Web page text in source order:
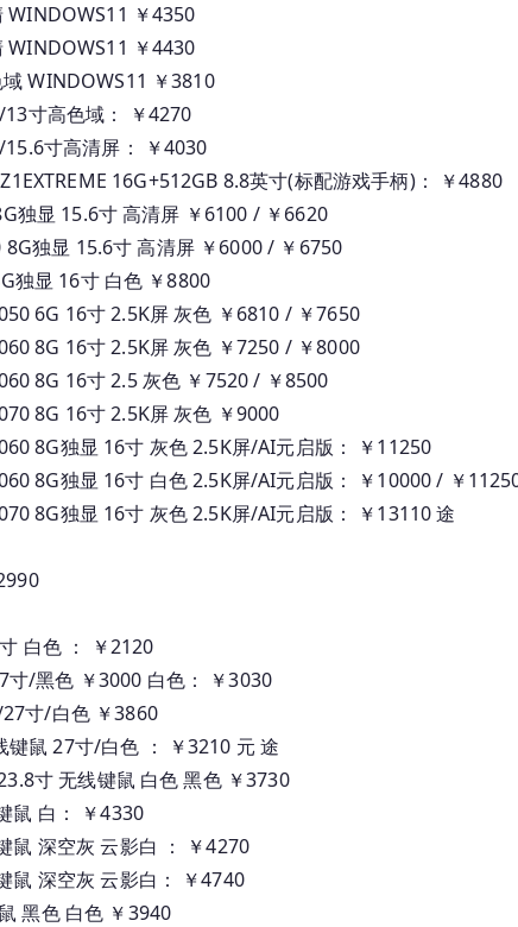
￥4350
￥4430
WINDOWS11 ￥3810
寸高色域： ￥4270
寸高清屏： ￥4030
16G+512GB 8.8英寸(标配游戏手柄)： ￥4880
独显 15.6寸 高清屏 ￥6100 / ￥6620
独显 15.6寸 高清屏 ￥6000 / ￥6750
独显 16寸 白色 ￥8800
6G 16寸 2.5K屏 灰色 ￥6810 / ￥7650
8G 16寸 2.5K屏 灰色 ￥7250 / ￥8000
8G 16寸 2.5 灰色 ￥7520 / ￥8500
8G 16寸 2.5K屏 灰色 ￥9000
8G独显 16寸 灰色 2.5K屏/AI元启版： ￥11250
8G独显 16寸 白色 2.5K屏/AI元启版： ￥10000 / ￥
8G独显 16寸 灰色 2.5K屏/AI元启版： ￥13110 途
白色 ： ￥2120
/黑色 ￥3000 白色： ￥3030
寸/白色 ￥3860
鼠 27寸/白色 ： ￥3210 元 途
寸 无线键鼠 白色 黑色 ￥3730
鼠 白： ￥4330
鼠 深空灰 云影白 ： ￥4270
鼠 深空灰 云影白： ￥4740
黑色 白色 ￥3940